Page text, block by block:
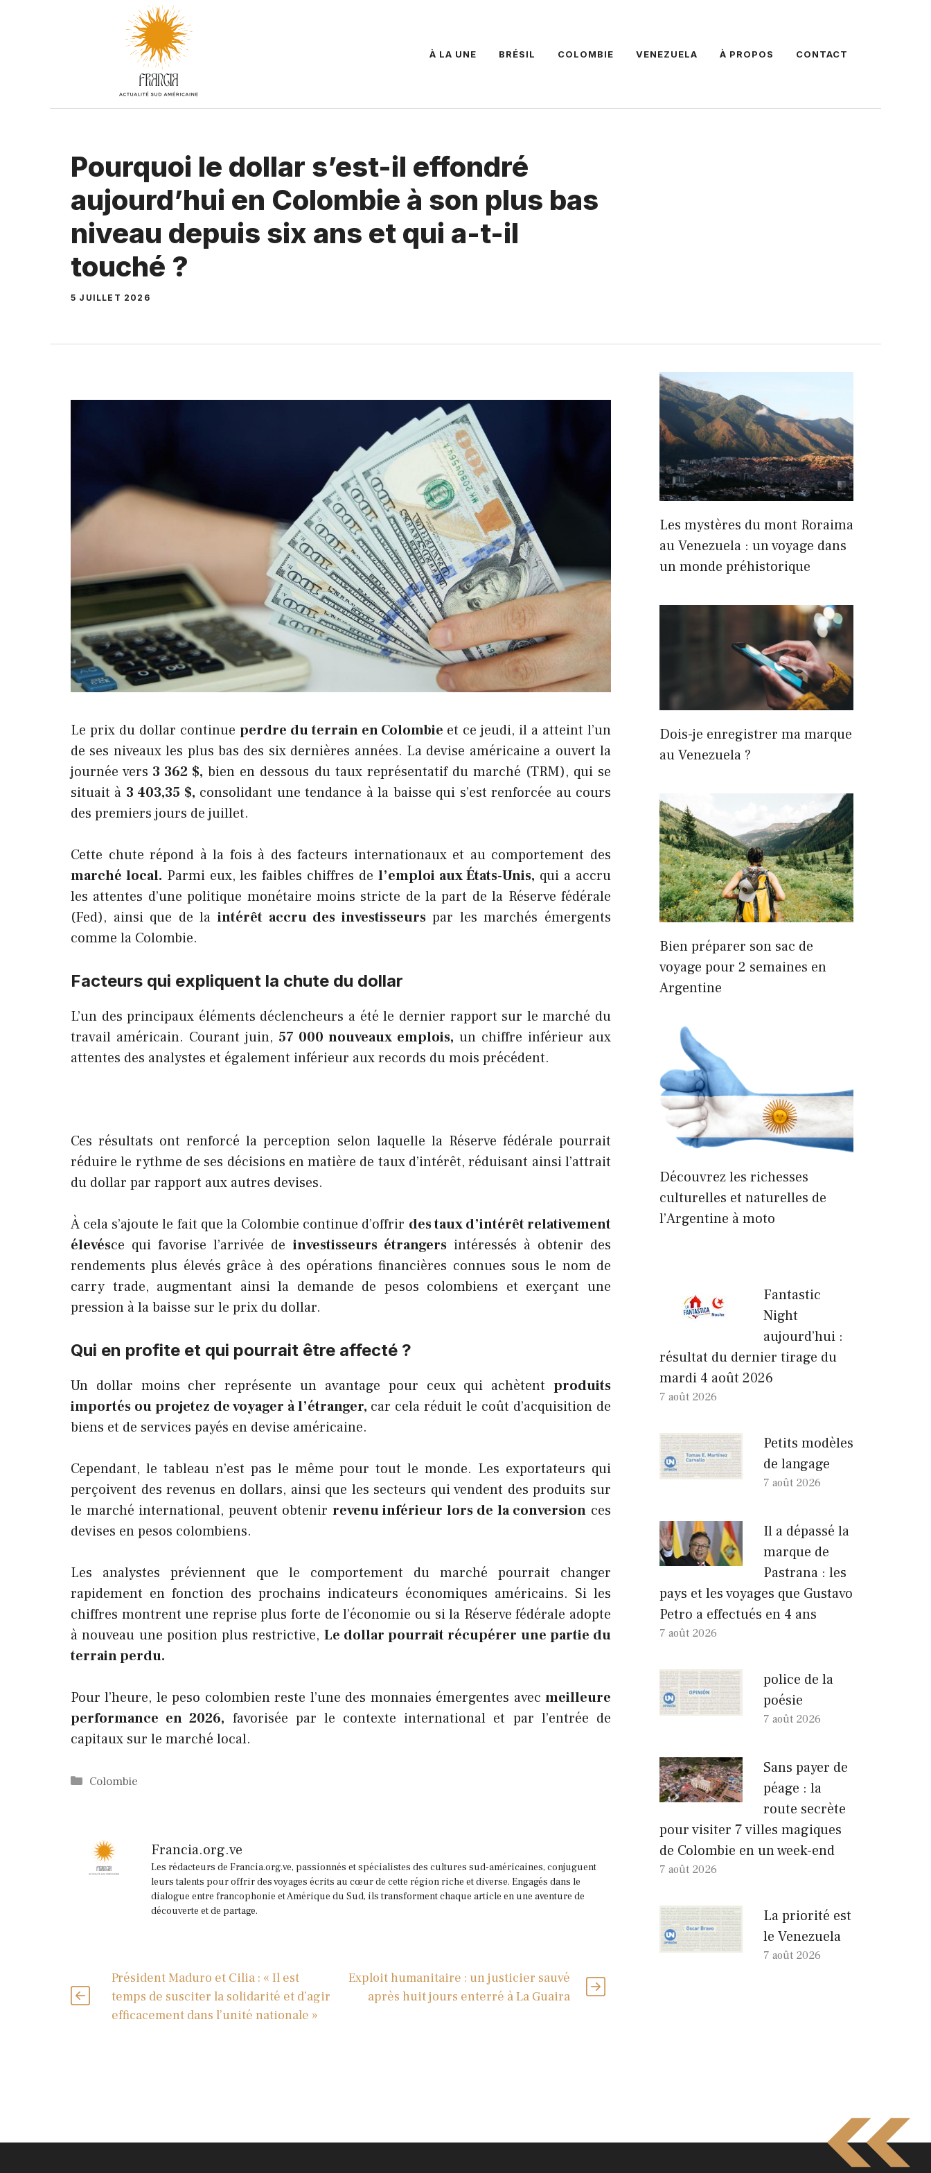
À LA UNE BRÉSIL COLOMBIE VENEZUELA À PROPOS CONTACT
Pourquoi le dollar s’est-il effondré
aujourd’hui en Colombie à son plus bas
niveau depuis six ans et qui a-t-il
touché ?
5 JUILLET 2026
Le prix du dollar continue perdre du terrain en Colombie et ce jeudi, il a atteint l’un
de ses niveaux les plus bas des six dernières années. La devise américaine a ouvert la
journée vers 3 362 $, bien en dessous du taux représentatif du marché (TRM), qui se
situait à 3 403,35 $, consolidant une tendance à la baisse qui s’est renforcée au cours
des premiers jours de juillet.
Cette chute répond à la fois à des facteurs internationaux et au comportement des
marché local. Parmi eux, les faibles chiffres de l’emploi aux États-Unis, qui a accru
les attentes d’une politique monétaire moins stricte de la part de la Réserve fédérale
(Fed), ainsi que de la intérêt accru des investisseurspar les marchés émergents
comme la Colombie.
Facteurs qui expliquent la chute du dollar
L’un des principaux éléments déclencheurs a été le dernier rapport sur le marché du
travail américain. Courant juin, 57 000 nouveaux emplois, un chiffre inférieur aux
attentes des analystes et également inférieur aux records du mois précédent.
Ces résultats ont renforcé la perception selon laquelle la Réserve fédérale pourrait
réduire le rythme de ses décisions en matière de taux d’intérêt, réduisant ainsi l’attrait
du dollar par rapport aux autres devises.
À cela s’ajoute le fait que la Colombie continue d’offrir des taux d’intérêt relativement
élevésce qui favorise l’arrivée de investisseurs étrangersintéressés à obtenir des
rendements plus élevés grâce à des opérations financières connues sous le nom de
carry trade, augmentant ainsi la demande de pesos colombiens et exerçant une
pression à la baisse sur le prix du dollar.
Qui en profite et qui pourrait être affecté ?
Un dollar moins cher représente un avantage pour ceux qui achètent produits
importés ou projetez de voyager à l’étranger, car cela réduit le coût d’acquisition de
biens et de services payés en devise américaine.
Cependant, le tableau n’est pas le même pour tout le monde. Les exportateurs qui
perçoivent des revenus en dollars, ainsi que les secteurs qui vendent des produits sur
le marché international, peuvent obtenir revenu inférieur lors de la conversion ces
devises en pesos colombiens.
Les analystes préviennent que le comportement du marché pourrait changer
rapidement en fonction des prochains indicateurs économiques américains. Si les
chiffres montrent une reprise plus forte de l’économie ou si la Réserve fédérale adopte
à nouveau une position plus restrictive, Le dollar pourrait récupérer une partie du
terrain perdu.
Pour l’heure, le peso colombien reste l’une des monnaies émergentes avec meilleure
performance en 2026, favorisée par le contexte international et par l’entrée de
capitaux sur le marché local.
Catégories
Colombie
Francia.org.ve
Les rédacteurs de Francia.org.ve, passionnés et spécialistes des cultures sud-américaines, conjuguent
leurs talents pour offrir des voyages écrits au cœur de cette région riche et diverse. Engagés dans le
dialogue entre francophonie et Amérique du Sud, ils transforment chaque article en une aventure de
découverte et de partage.
Président Maduro et Cilia : « Il est
temps de susciter la solidarité et d’agir
efficacement dans l’unité nationale »
Exploit humanitaire : un justicier sauvé
après huit jours enterré à La Guaira
Les mystères du mont Roraima
au Venezuela : un voyage dans
un monde préhistorique
Dois-je enregistrer ma marque
au Venezuela ?
Bien préparer son sac de
voyage pour 2 semaines en
Argentine
Découvrez les richesses
culturelles et naturelles de
l’Argentine à moto
Fantastic
Night
aujourd’hui :
résultat du dernier tirage du
mardi 4 août 2026
7 août 2026
Petits modèles
de langage
7 août 2026
Il a dépassé la
marque de
Pastrana : les
pays et les voyages que Gustavo
Petro a effectués en 4 ans
7 août 2026
police de la
poésie
7 août 2026
Sans payer de
péage : la
route secrète
pour visiter 7 villes magiques
de Colombie en un week-end
7 août 2026
La priorité est
le Venezuela
7 août 2026